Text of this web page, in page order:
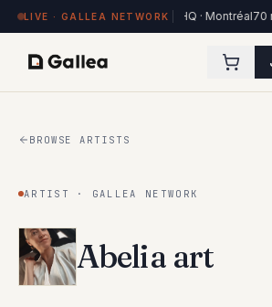
LIVE · GALLEA NETWORK
on view at Hôtel de l'ITHQ · Montréal70 new
BROWSE ARTISTS
ARTIST · GALLEA NETWORK
Abelia art